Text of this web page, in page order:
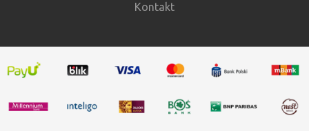
Kontakt